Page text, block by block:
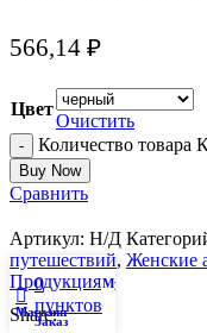
566,14 ₽
Цвет
Очистить
Количество товара
Buy Now
Сравнить
Артикул: Н/Д
путешествий, Женские
Продукция
Share:
Магазин
0
пунктов
Заказ
My account